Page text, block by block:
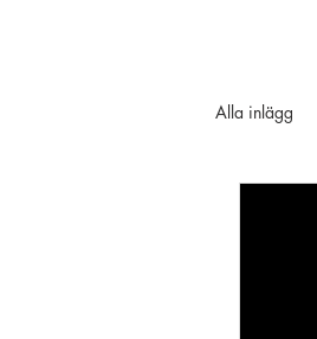
Alla inlägg